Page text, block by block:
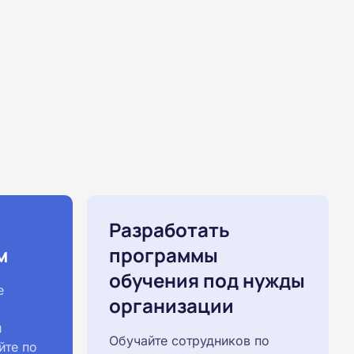
по
Разработать
программы
обучения под нужды
организации
Обучайте сотрудников по